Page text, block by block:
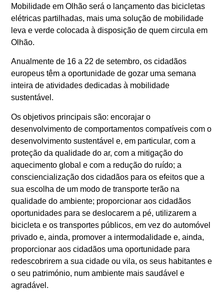
Mobilidade em Olhão será o lançamento das bicicletas
elétricas partilhadas, mais uma solução de mobilidade
leva e verde colocada à disposição de quem circula em
Olhão.
Anualmente de 16 a 22 de setembro, os cidadãos
europeus têm a oportunidade de gozar uma semana
inteira de atividades dedicadas à mobilidade
sustentável.
Os objetivos principais são: encorajar o
desenvolvimento de comportamentos compatíveis com o
desenvolvimento sustentável e, em particular, com a
proteção da qualidade do ar, com a mitigação do
aquecimento global e com a redução do ruído; a
consciencialização dos cidadãos para os efeitos que a
sua escolha de um modo de transporte terão na
qualidade do ambiente; proporcionar aos cidadãos
oportunidades para se deslocarem a pé, utilizarem a
bicicleta e os transportes públicos, em vez do automóvel
privado e, ainda, promover a intermodalidade e, ainda,
proporcionar aos cidadãos uma oportunidade para
redescobrirem a sua cidade ou vila, os seus habitantes e
o seu património, num ambiente mais saudável e
agradável.